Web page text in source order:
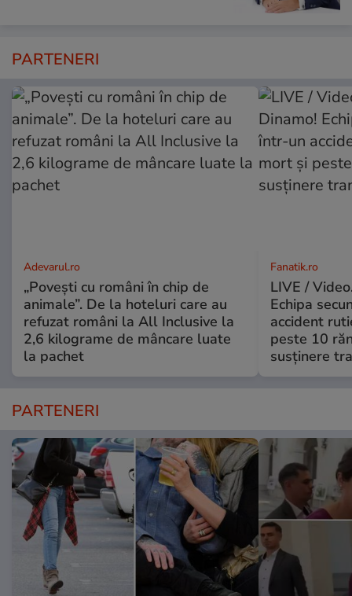
PARTENERI
Adevarul.ro
„Povești cu români în chip de
animale”. De la hoteluri care au
refuzat români la All Inclusive la
2,6 kilograme de mâncare luate
la pachet
Fanatik.ro
LIVE /
Echipa
accident
peste 10
susținere
PARTENERI